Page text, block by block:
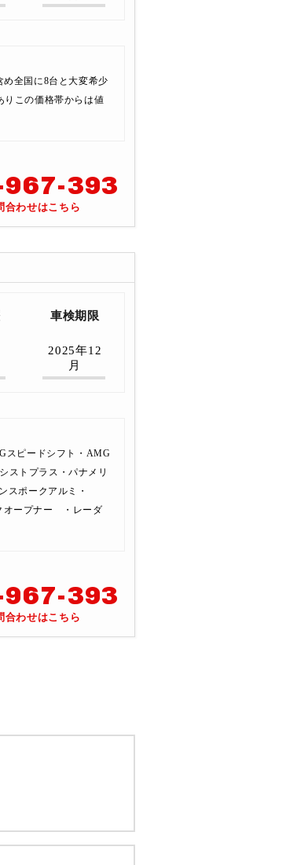
全国に8台と大変希少
りこの価格帯からは値
393
合わせはこちら
車検期限
2025年12
月
スピードシフト・AMG
ストプラス・パナメリ
スポークアルミ・
オープナー ・レーダ
393
合わせはこちら